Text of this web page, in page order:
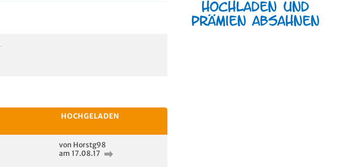
HOCHGELADEN
von Horstg98
am 17.08.17